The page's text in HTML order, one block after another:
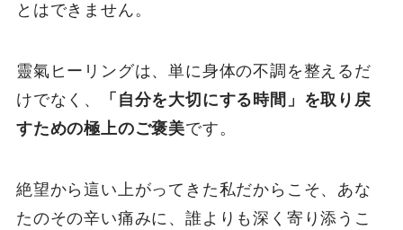
とはできません。
靈氣ヒーリングは、単に身体の不調を整えるだ
けでなく、
「自分を大切にする時間」を取り戻
すための極上のご褒美です。
絶望から這い上がってきた私だからこそ、あな
たのその辛い痛みに、誰よりも深く寄り添うこ